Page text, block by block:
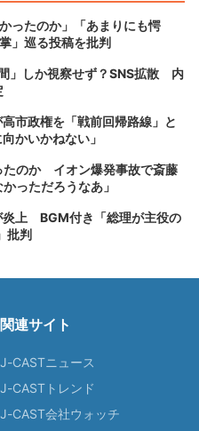
ったのか」「あまりにも愕
」巡る投稿を批判
」しか視察せず？SNS拡散 内
市政権を「戦前回帰路線」と
かいかねない」
たのか イオン爆発事故で斎藤
っただろうなあ」
炎上 BGM付き「総理が主役の
批判
関連サイト
J-CASTニュース
J-CASTトレンド
J-CAST会社ウォッチ